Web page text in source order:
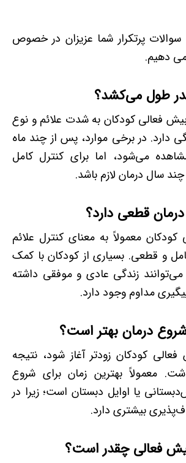
سوالات پرتکرار شما عزیزان در خصوص
دهیم.
طول می‌کشد؟
فعالی کودکان به شدت علائم و نوع
دارد. در برخی موارد، پس از چند ماه
می‌شود، اما برای کنترل کامل
سال درمان لازم باشد.
درمان قطعی دارد؟
معمولاً به معنای کنترل علائم
و قطعی. بسیاری از کودکان با کمک
زندگی عادی و موفقی داشته
پیگیری مداوم وجود دارد.
درمان بهتر است؟
کودکان زودتر آغاز شود، نتیجه
معمولاً بهترین زمان برای شروع
یا اوایل دبستان است؛ زیرا در
بیشتری دارد.
فعالی چقدر است؟